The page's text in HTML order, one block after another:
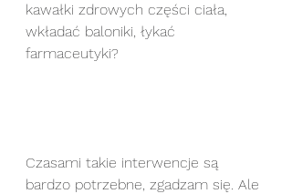
kawałki zdrowych części ciała,
wkładać baloniki, łykać
farmaceutyki?
Czasami takie interwencje są
bardzo potrzebne, zgadzam się. Ale